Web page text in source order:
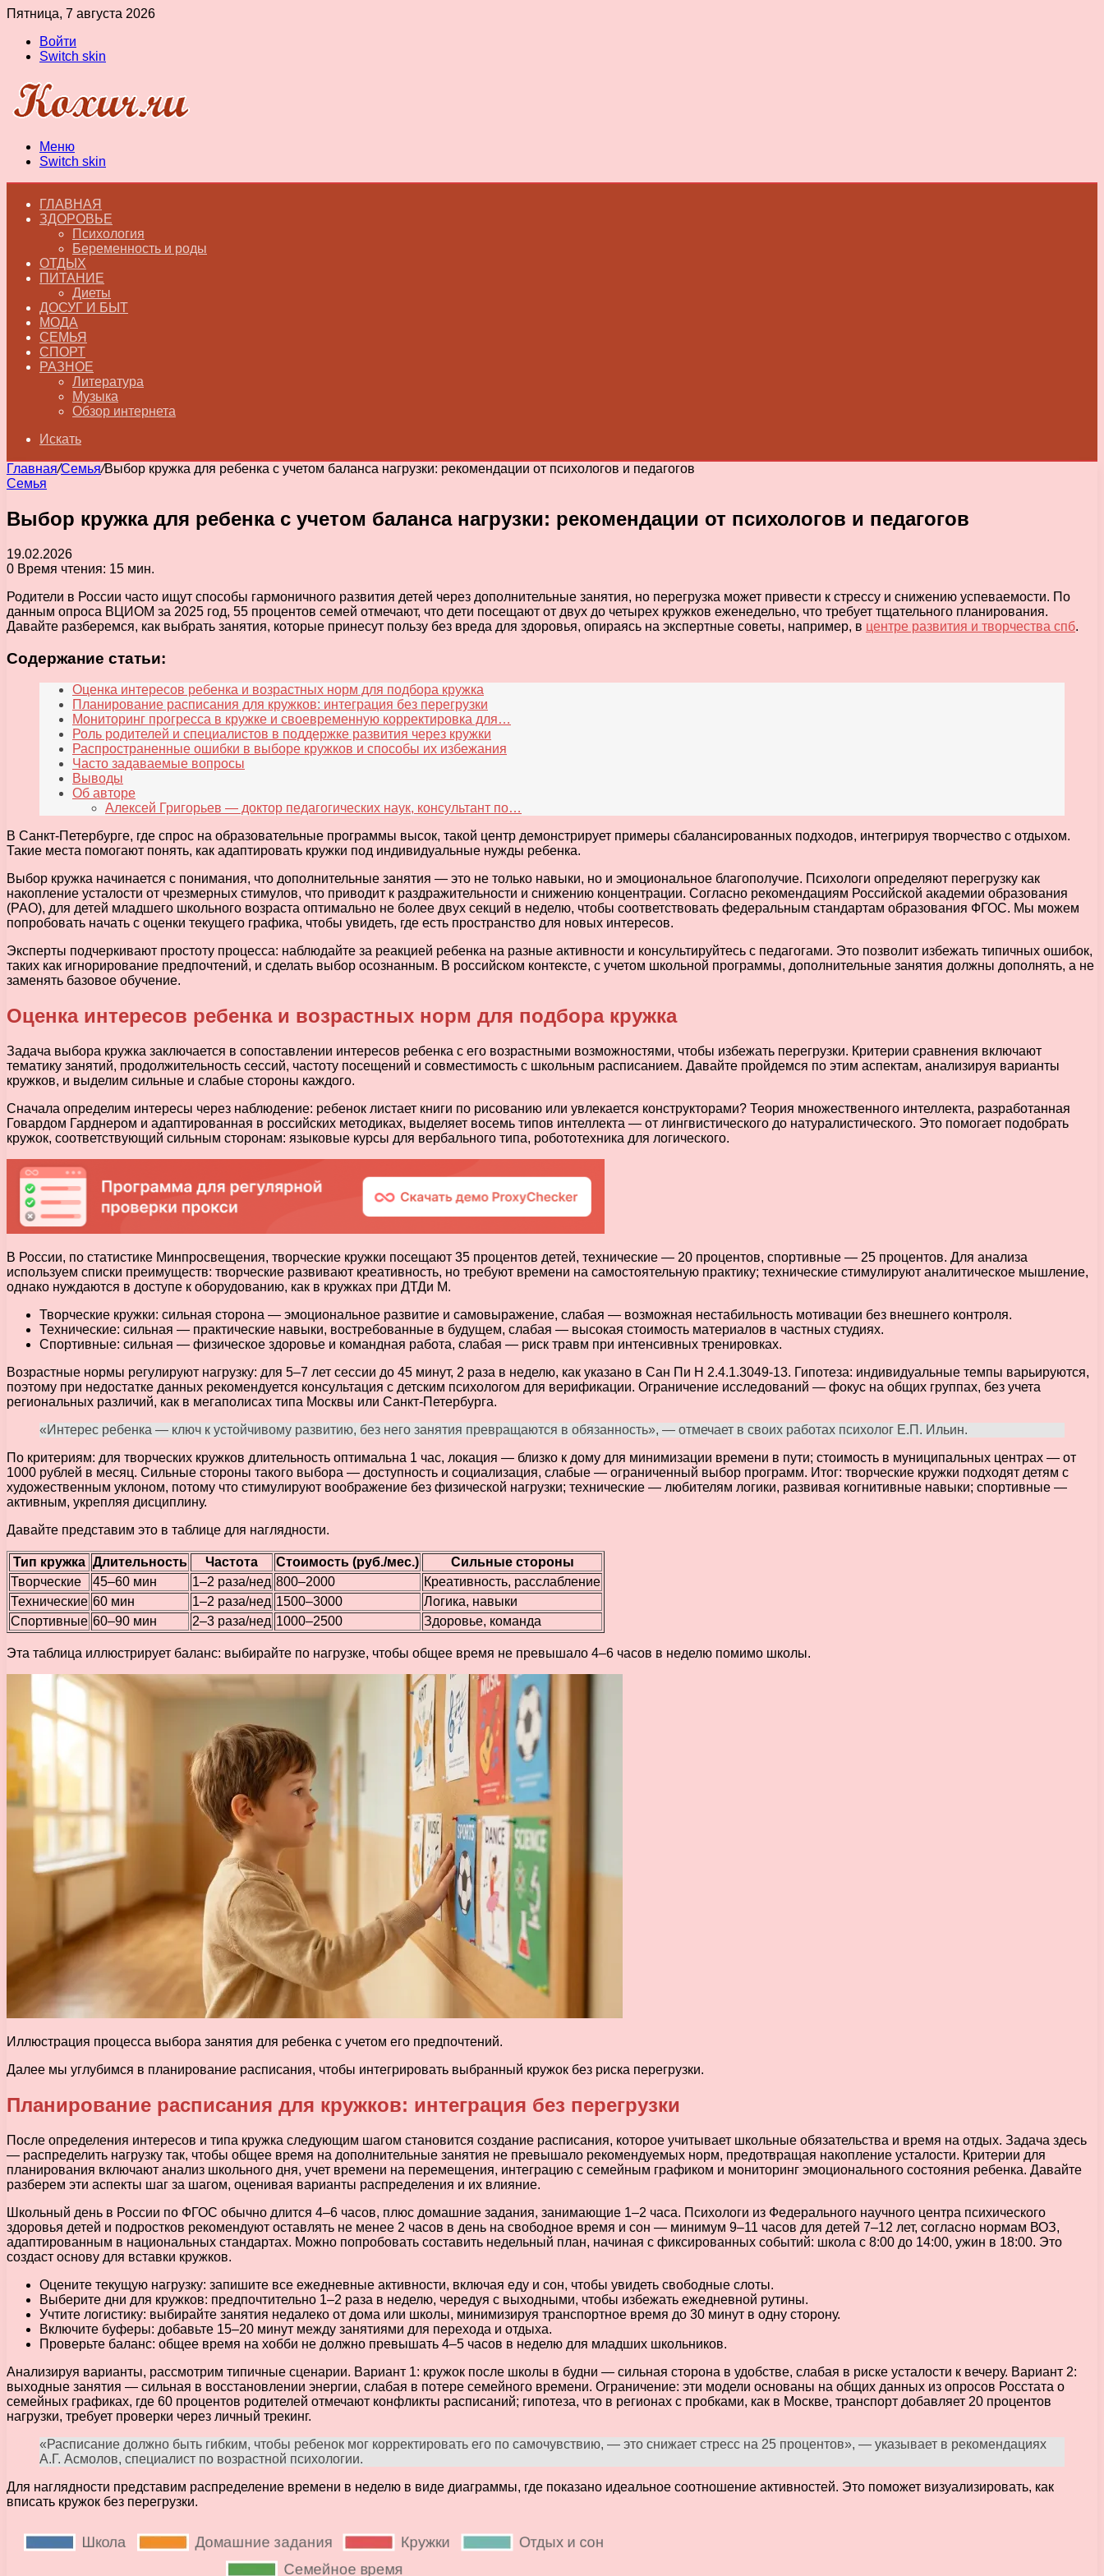
Пятница, 7 августа 2026
Войти
Switch skin
Меню
Switch skin
ГЛАВНАЯ
ЗДОРОВЬЕ
Психология
Беременность и роды
ОТДЫХ
ПИТАНИЕ
Диеты
ДОСУГ И БЫТ
МОДА
СЕМЬЯ
СПОРТ
РАЗНОЕ
Литература
Музыка
Обзор интернета
Искать
Главная/Семья/Выбор кружка для ребенка с учетом баланса нагрузки: рекомендации от психологов и педагогов
Семья
Выбор кружка для ребенка с учетом баланса нагрузки: рекомендации от психологов и педагогов
19.02.2026
0 Время чтения: 15 мин.
Родители в России часто ищут способы гармоничного развития детей через дополнительные занятия, но перегрузка может привести к стрессу и снижению успеваемости. По
данным опроса ВЦИОМ за 2025 год, 55 процентов семей отмечают, что дети посещают от двух до четырех кружков еженедельно, что требует тщательного планирования.
Давайте разберемся, как выбрать занятия, которые принесут пользу без вреда для здоровья, опираясь на экспертные советы, например, в центре развития и творчества спб.
Содержание статьи:
Оценка интересов ребенка и возрастных норм для подбора кружка
Планирование расписания для кружков: интеграция без перегрузки
Мониторинг прогресса в кружке и своевременную корректировка для…
Роль родителей и специалистов в поддержке развития через кружки
Распространенные ошибки в выборе кружков и способы их избежания
Часто задаваемые вопросы
Выводы
Об авторе
Алексей Григорьев — доктор педагогических наук, консультант по…
В Санкт-Петербурге, где спрос на образовательные программы высок, такой центр демонстрирует примеры сбалансированных подходов, интегрируя творчество с отдыхом.
Такие места помогают понять, как адаптировать кружки под индивидуальные нужды ребенка.
Выбор кружка начинается с понимания, что дополнительные занятия — это не только навыки, но и эмоциональное благополучие. Психологи определяют перегрузку как
накопление усталости от чрезмерных стимулов, что приводит к раздражительности и снижению концентрации. Согласно рекомендациям Российской академии образования
(РАО), для детей младшего школьного возраста оптимально не более двух секций в неделю, чтобы соответствовать федеральным стандартам образования ФГОС. Мы можем
попробовать начать с оценки текущего графика, чтобы увидеть, где есть пространство для новых интересов.
Эксперты подчеркивают простоту процесса: наблюдайте за реакцией ребенка на разные активности и консультируйтесь с педагогами. Это позволит избежать типичных ошибок,
таких как игнорирование предпочтений, и сделать выбор осознанным. В российском контексте, с учетом школьной программы, дополнительные занятия должны дополнять, а не
заменять базовое обучение.
Оценка интересов ребенка и возрастных норм для подбора кружка
Задача выбора кружка заключается в сопоставлении интересов ребенка с его возрастными возможностями, чтобы избежать перегрузки. Критерии сравнения включают
тематику занятий, продолжительность сессий, частоту посещений и совместимость с школьным расписанием. Давайте пройдемся по этим аспектам, анализируя варианты
кружков, и выделим сильные и слабые стороны каждого.
Сначала определим интересы через наблюдение: ребенок листает книги по рисованию или увлекается конструкторами? Теория множественного интеллекта, разработанная
Говардом Гарднером и адаптированная в российских методиках, выделяет восемь типов интеллекта — от лингвистического до натуралистического. Это помогает подобрать
кружок, соответствующий сильным сторонам: языковые курсы для вербального типа, робототехника для логического.
В России, по статистике Минпросвещения, творческие кружки посещают 35 процентов детей, технические — 20 процентов, спортивные — 25 процентов. Для анализа
используем списки преимуществ: творческие развивают креативность, но требуют времени на самостоятельную практику; технические стимулируют аналитическое мышление,
однако нуждаются в доступе к оборудованию, как в кружках при ДТДи М.
Творческие кружки: сильная сторона — эмоциональное развитие и самовыражение, слабая — возможная нестабильность мотивации без внешнего контроля.
Технические: сильная — практические навыки, востребованные в будущем, слабая — высокая стоимость материалов в частных студиях.
Спортивные: сильная — физическое здоровье и командная работа, слабая — риск травм при интенсивных тренировках.
Возрастные нормы регулируют нагрузку: для 5–7 лет сессии до 45 минут, 2 раза в неделю, как указано в Сан Пи Н 2.4.1.3049-13. Гипотеза: индивидуальные темпы варьируются,
поэтому при недостатке данных рекомендуется консультация с детским психологом для верификации. Ограничение исследований — фокус на общих группах, без учета
региональных различий, как в мегаполисах типа Москвы или Санкт-Петербурга.
«Интерес ребенка — ключ к устойчивому развитию, без него занятия превращаются в обязанность», — отмечает в своих работах психолог Е.П. Ильин.
По критериям: для творческих кружков длительность оптимальна 1 час, локация — близко к дому для минимизации времени в пути; стоимость в муниципальных центрах — от
1000 рублей в месяц. Сильные стороны такого выбора — доступность и социализация, слабые — ограниченный выбор программ. Итог: творческие кружки подходят детям с
художественным уклоном, потому что стимулируют воображение без физической нагрузки; технические — любителям логики, развивая когнитивные навыки; спортивные —
активным, укрепляя дисциплину.
Давайте представим это в таблице для наглядности.
Тип кружка Длительность Частота Стоимость (руб./мес.)
Сильные стороны
Творческие
45–60 мин 1–2 раза/нед 800–2000
Креативность, расслабление
Технические 60 мин 1–2 раза/нед 1500–3000
Логика, навыки
Спортивные 60–90 мин 2–3 раза/нед 1000–2500 Здоровье, команда
Эта таблица иллюстрирует баланс: выбирайте по нагрузке, чтобы общее время не превышало 4–6 часов в неделю помимо школы.
Иллюстрация процесса выбора занятия для ребенка с учетом его предпочтений.
Далее мы углубимся в планирование расписания, чтобы интегрировать выбранный кружок без риска перегрузки.
Планирование расписания для кружков: интеграция без перегрузки
После определения интересов и типа кружка следующим шагом становится создание расписания, которое учитывает школьные обязательства и время на отдых. Задача здесь
— распределить нагрузку так, чтобы общее время на дополнительные занятия не превышало рекомендуемых норм, предотвращая накопление усталости. Критерии для
планирования включают анализ школьного дня, учет времени на перемещения, интеграцию с семейным графиком и мониторинг эмоционального состояния ребенка. Давайте
разберем эти аспекты шаг за шагом, оценивая варианты распределения и их влияние.
Школьный день в России по ФГОС обычно длится 4–6 часов, плюс домашние задания, занимающие 1–2 часа. Психологи из Федерального научного центра психического
здоровья детей и подростков рекомендуют оставлять не менее 2 часов в день на свободное время и сон — минимум 9–11 часов для детей 7–12 лет, согласно нормам ВОЗ,
адаптированным в национальных стандартах. Можно попробовать составить недельный план, начиная с фиксированных событий: школа с 8:00 до 14:00, ужин в 18:00. Это
создаст основу для вставки кружков.
Оцените текущую нагрузку: запишите все ежедневные активности, включая еду и сон, чтобы увидеть свободные слоты.
Выберите дни для кружков: предпочтительно 1–2 раза в неделю, чередуя с выходными, чтобы избежать ежедневной рутины.
Учтите логистику: выбирайте занятия недалеко от дома или школы, минимизируя транспортное время до 30 минут в одну сторону.
Включите буферы: добавьте 15–20 минут между занятиями для перехода и отдыха.
Проверьте баланс: общее время на хобби не должно превышать 4–5 часов в неделю для младших школьников.
Анализируя варианты, рассмотрим типичные сценарии. Вариант 1: кружок после школы в будни — сильная сторона в удобстве, слабая в риске усталости к вечеру. Вариант 2:
выходные занятия — сильная в восстановлении энергии, слабая в потере семейного времени. Ограничение: эти модели основаны на общих данных из опросов Росстата о
семейных графиках, где 60 процентов родителей отмечают конфликты расписаний; гипотеза, что в регионах с пробками, как в Москве, транспорт добавляет 20 процентов
нагрузки, требует проверки через личный трекинг.
«Расписание должно быть гибким, чтобы ребенок мог корректировать его по самочувствию, — это снижает стресс на 25 процентов», — указывает в рекомендациях
А.Г. Асмолов, специалист по возрастной психологии.
Для наглядности представим распределение времени в неделю в виде диаграммы, где показано идеальное соотношение активностей. Это поможет визуализировать, как
вписать кружок без перегрузки.